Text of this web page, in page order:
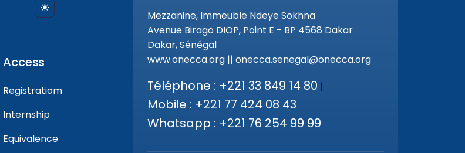
Access
Registratiom
Internship
Equivalence
Mezzanine, Immeuble Ndeye Sokhna
Avenue Birago DIOP, Point E - BP 4568 Dakar
Dakar, Sénégal
www.onecca.org || onecca.senegal@onecca.org
Téléphone : +221 33 849 14 80 |
Mobile : +221 77 424 08 43
Whatsapp : +221 76 254 99 99